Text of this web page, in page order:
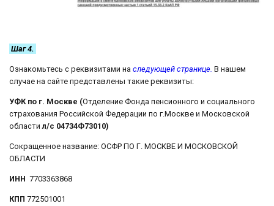
Шаг 4.
Ознакомьтесь с реквизитами на следующей странице. В нашем
случае на сайте представлены такие реквизиты:
УФК по г. Москве (Отделение Фонда пенсионного и социального
страхования Российской Федерации по г.Москве и Московской
областил/с 04734Ф73010)
Сокращенное название: ОСФР ПО Г. МОСКВЕ И МОСКОВСКОЙ
ОБЛАСТИ
ИНН 7703363868
КПП 772501001